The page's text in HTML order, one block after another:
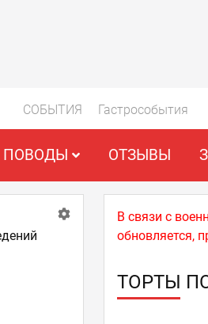
СОБЫТИЯ Гастрособытия
ПОВОДЫ ОТЗЫВЫ
В связи с
обновляется,
ТОРТЫ